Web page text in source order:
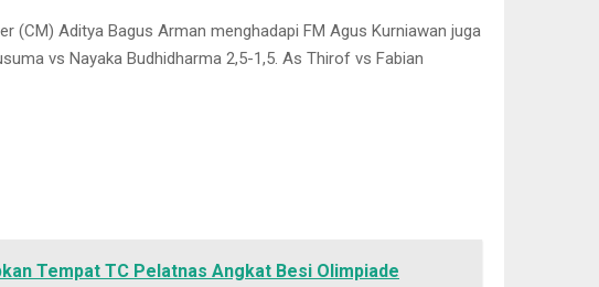
(CM) Aditya Bagus Arman menghadapi FM Agus Kurniawan juga
vs Nayaka Budhidharma 2,5-1,5. As Thirof vs Fabian
Tempat TC Pelatnas Angkat Besi Olimpiade